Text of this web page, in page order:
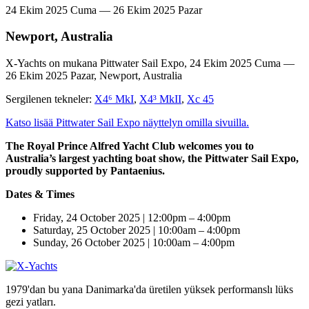
24 Ekim 2025 Cuma — 26 Ekim 2025 Pazar
Newport, Australia
X-Yachts on mukana Pittwater Sail Expo, 24 Ekim 2025 Cuma —
26 Ekim 2025 Pazar, Newport, Australia
Sergilenen tekneler: X4⁶ MkI, X4³ MkII, Xc 45
Katso lisää Pittwater Sail Expo näyttelyn omilla sivuilla.
The Royal Prince Alfred Yacht Club welcomes you to
Australia’s largest yachting boat show, the Pittwater Sail Expo,
proudly supported by Pantaenius.
Dates & Times
Friday, 24 October 2025 | 12:00pm – 4:00pm
Saturday, 25 October 2025 | 10:00am – 4:00pm
Sunday, 26 October 2025 | 10:00am – 4:00pm
1979'dan bu yana Danimarka'da üretilen yüksek performanslı lüks
gezi yatları.